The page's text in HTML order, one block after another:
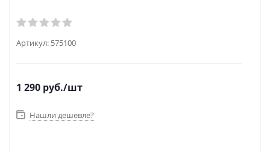
Артикул: 575100
1 290 руб./шт
Нашли дешевле?